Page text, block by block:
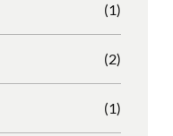
(1)
(2)
(1)